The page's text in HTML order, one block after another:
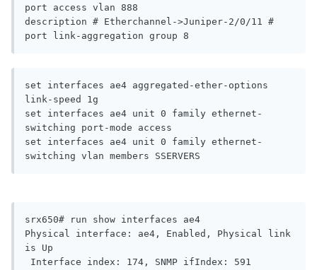
port access vlan 888
description # Etherchannel->Juniper-2/0/11 #
set interfaces ae4 aggregated-ether-options
link-speed 1g
set interfaces ae4 unit 0 family ethernet-
switching port-mode access
set interfaces ae4 unit 0 family ethernet-
switching vlan members SSERVERS
srx650# run show interfaces ae4
Physical interface: ae4, Enabled, Physical link
is Up